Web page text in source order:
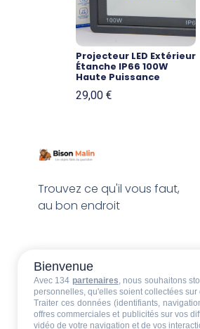
Projecteur LED Extérieur
Étanche IP66 100W
Haute Puissance
29,00 €
Trouvez ce qu'il vous faut,
au bon endroit
Bienvenue
Avec 134 partenaires, nous souhaitons
personnelles, qu'elles soient collectées
Traiter ces données (identifiants,
offres commerciales et publicités sur vos
vidéo de votre navigation et de vos